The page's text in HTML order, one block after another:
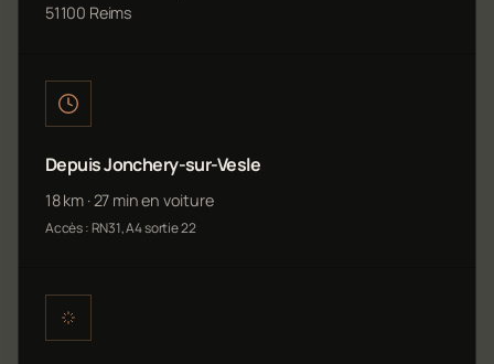
51100 Reims
Depuis Jonchery-sur-Vesle
18 km · 27 min en voiture
Accès : RN31, A4 sortie 22